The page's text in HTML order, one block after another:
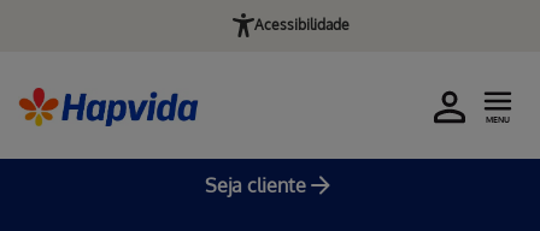
Acessibilidade
Seja cliente
MENU